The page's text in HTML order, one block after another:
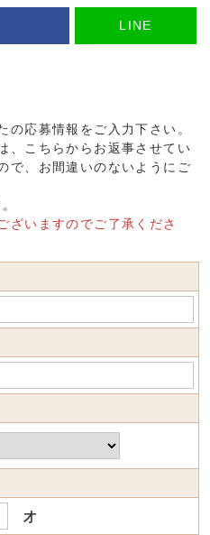
LINE
の応募情報をご入力下さい。
、こちらからお返事させてい
で、お間違いのないようにご
ざいますのでご了承くださ
才